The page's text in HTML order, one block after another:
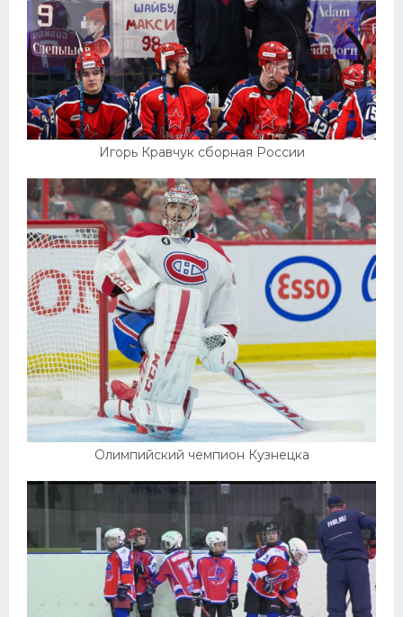
Игорь Кравчук сборная России
Олимпийский чемпион Кузнецка